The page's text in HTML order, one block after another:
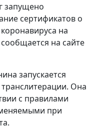
запущено
сертификатов о
на
на сайте
запускается
Она
с правилами
при